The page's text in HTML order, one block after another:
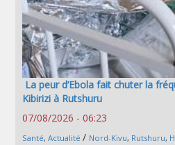
La peur d’Ebola fait chuter la
Kibirizi à Rutshuru
07/08/2026 - 06:23
Santé, Actualité / Nord-Kivu, Rutshuru,